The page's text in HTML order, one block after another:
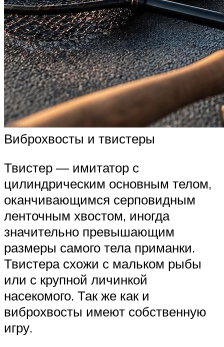
Виброхвосты и твистеры
Твистер — имитатор с
цилиндрическим основным телом,
оканчивающимся серповидным
ленточным хвостом, иногда
значительно превышающим
размеры самого тела приманки.
Твистера схожи с мальком рыбы
или с крупной личинкой
насекомого. Так же как и
виброхвосты имеют собственную
игру.